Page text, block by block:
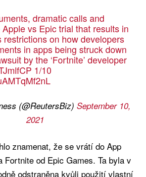
dramatic calls and
vs Epic trial that results in
restrictions on how developers
in apps being struck down
by the ‘Fortnite’ developer
1/10
(@ReutersBiz) September 10,
2021
znamenat, že se vrátí do App
Fortnite od Epic Games. Ta byla v
odstraněna kvůli použití vlastní